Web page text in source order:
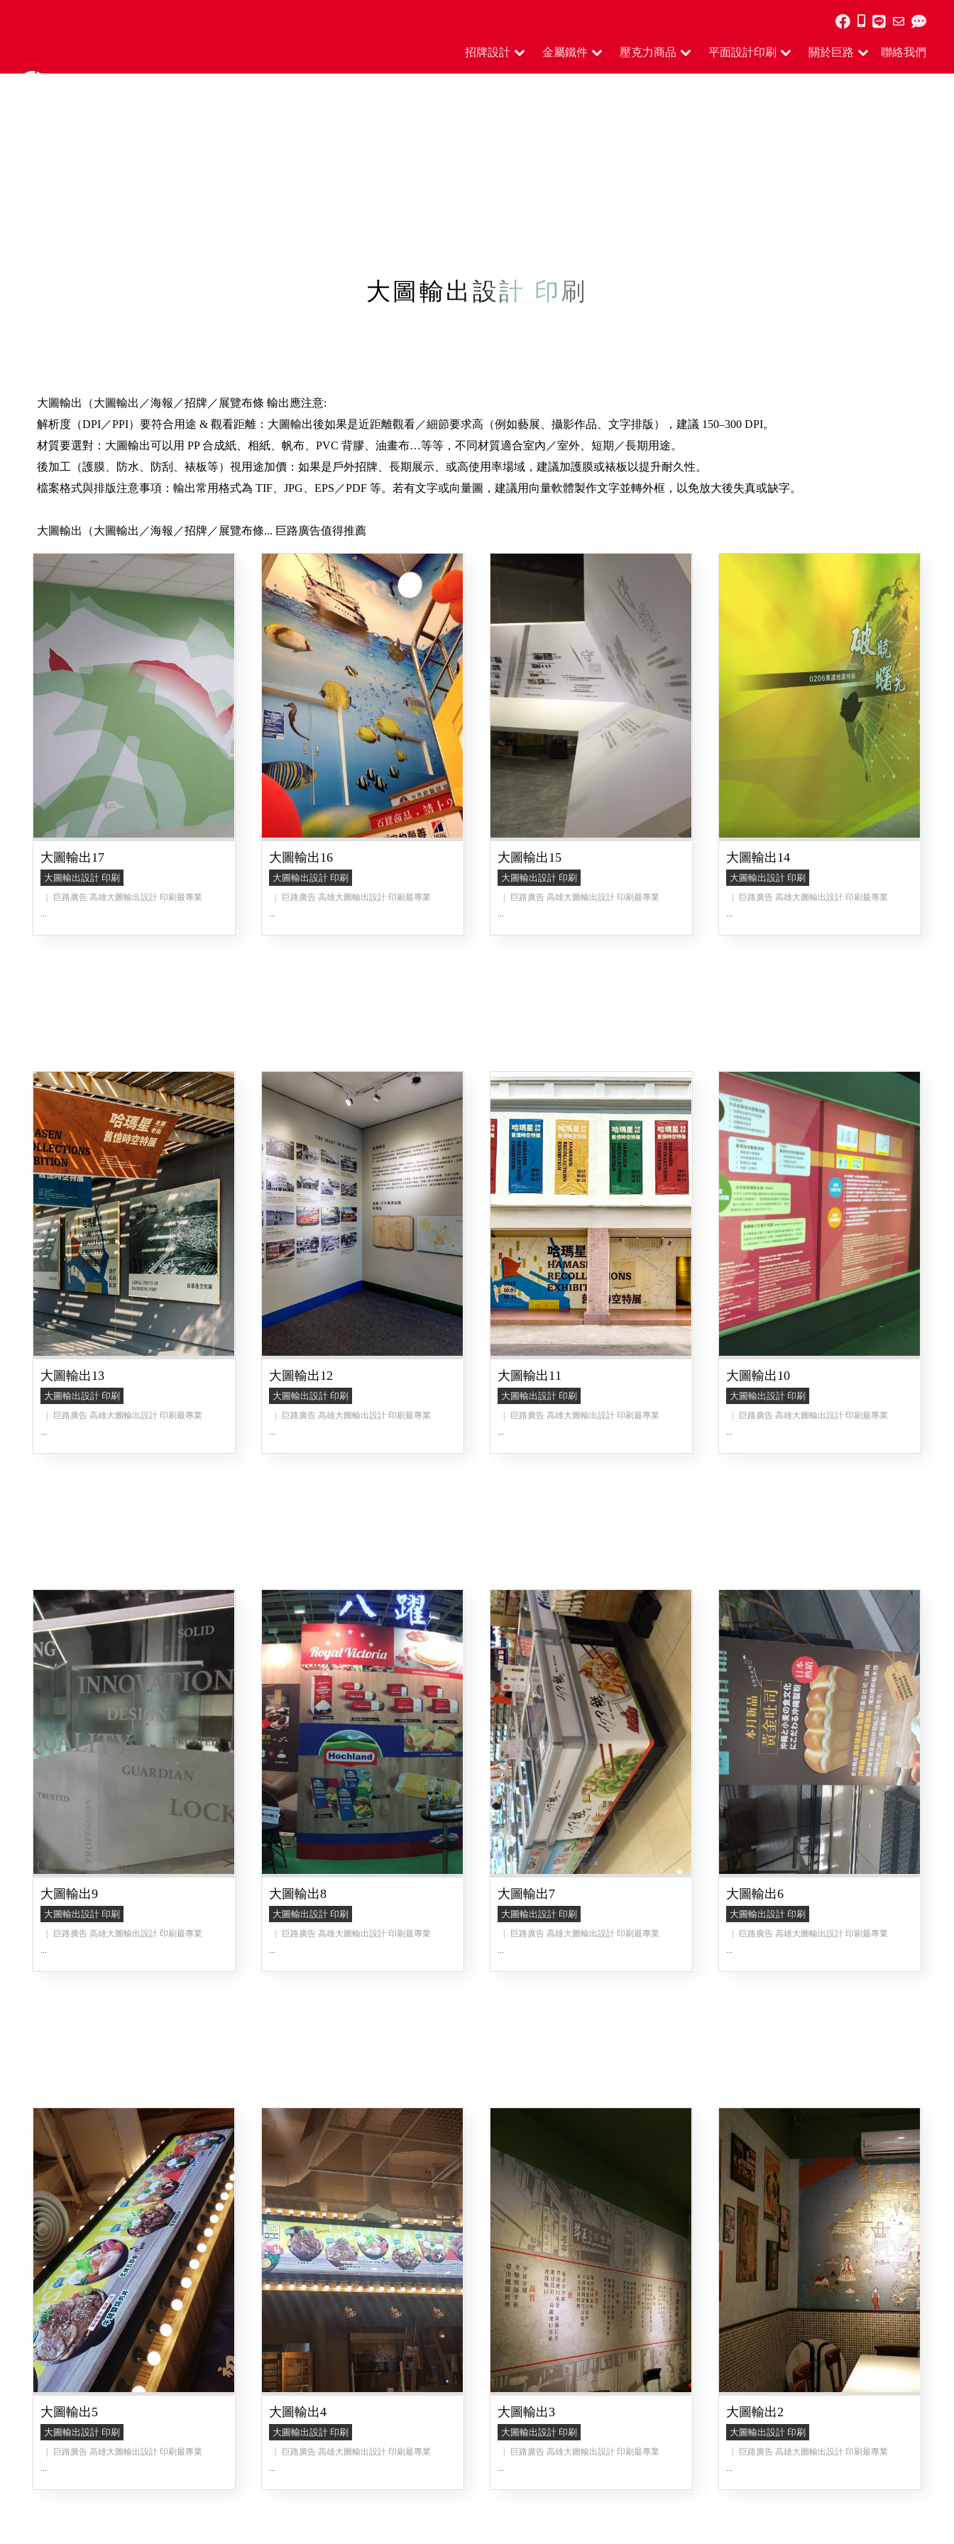
招牌設計 金屬鐵件 壓克力商品 平面設計印刷 關於巨路 聯絡我們
大圖輸出設計 印刷
大圖輸出（大圖輸出／海報／招牌／展覽布條 輸出應注意:
解析度（DPI／PPI）要符合用途 & 觀看距離：大圖輸出後如果是近距離觀看／細節要求高（例如藝展、攝影作品、文字排版），建議 150–300 DPI。
材質要選對：大圖輸出可以用 PP 合成紙、相紙、帆布、PVC 背膠、油畫布…等等，不同材質適合室內／室外、短期／長期用途。
後加工（護膜、防水、防刮、裱板等）視用途加價：如果是戶外招牌、長期展示、或高使用率場域，建議加護膜或裱板以提升耐久性。
檔案格式與排版注意事項：輸出常用格式為 TIF、JPG、EPS／PDF 等。若有文字或向量圖，建議用向量軟體製作文字並轉外框，以免放大後失真或缺字。
大圖輸出（大圖輸出／海報／招牌／展覽布條... 巨路廣告值得推薦
大圖輸出17
大圖輸出設計 印刷
巨路廣告 高雄大圖輸出設計 印刷最專業
...
大圖輸出16
大圖輸出設計 印刷
巨路廣告 高雄大圖輸出設計 印刷最專業
...
大圖輸出15
大圖輸出設計 印刷
巨路廣告 高雄大圖輸出設計 印刷最專業
...
大圖輸出14
大圖輸出設計 印刷
巨路廣告 高雄大圖輸出設計 印刷最專業
...
大圖輸出13
大圖輸出設計 印刷
巨路廣告 高雄大圖輸出設計 印刷最專業
...
大圖輸出12
大圖輸出設計 印刷
巨路廣告 高雄大圖輸出設計 印刷最專業
...
大圖輸出11
大圖輸出設計 印刷
巨路廣告 高雄大圖輸出設計 印刷最專業
...
大圖輸出10
大圖輸出設計 印刷
巨路廣告 高雄大圖輸出設計 印刷最專業
...
大圖輸出9
大圖輸出設計 印刷
巨路廣告 高雄大圖輸出設計 印刷最專業
...
大圖輸出8
大圖輸出設計 印刷
巨路廣告 高雄大圖輸出設計 印刷最專業
...
大圖輸出7
大圖輸出設計 印刷
巨路廣告 高雄大圖輸出設計 印刷最專業
...
大圖輸出6
大圖輸出設計 印刷
巨路廣告 高雄大圖輸出設計 印刷最專業
...
大圖輸出5
大圖輸出設計 印刷
巨路廣告 高雄大圖輸出設計 印刷最專業
...
大圖輸出4
大圖輸出設計 印刷
巨路廣告 高雄大圖輸出設計 印刷最專業
...
大圖輸出3
大圖輸出設計 印刷
巨路廣告 高雄大圖輸出設計 印刷最專業
...
大圖輸出2
大圖輸出設計 印刷
巨路廣告 高雄大圖輸出設計 印刷最專業
...